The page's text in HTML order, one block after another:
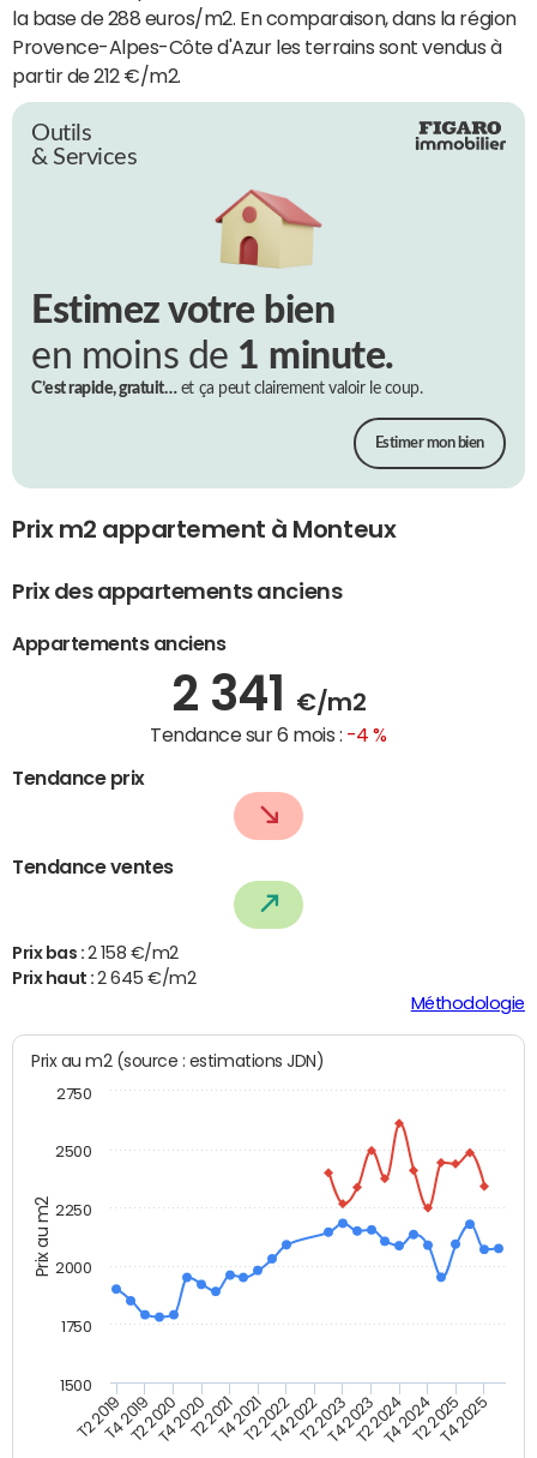
la base de 288 euros/m2. En comparaison, dans la région
Provence-Alpes-Côte d'Azur les terrains sont vendus à
partir de 212 €/m2.
Outils
& Services
Estimez votre bien
en moins de 1 minute.
C’est rapide, gratuit…et ça peut clairement valoir le coup.
Estimer mon bien
Prix m2 appartement à Monteux
Prix des appartements anciens
Appartements anciens
2 341 €/m2
Tendance sur 6 mois : -4 %
Tendance prix
Tendance ventes
Prix bas : 2 158 €/m2
Prix haut :2 645 €/m2
Méthodologie
Prix au m2
Prix au m2 (source : estimations JDN)
T2 2019T4 2019T2 2020T4 2020T2 2021T4 2021T2 2022T4 2022T2 2023T4 2023T2 2024T4 2024T2 2025T4 2025
1500
1750
2000
2250
2500
2750